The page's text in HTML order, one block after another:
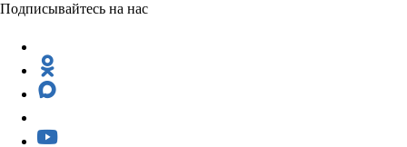
Подписывайтесь на нас